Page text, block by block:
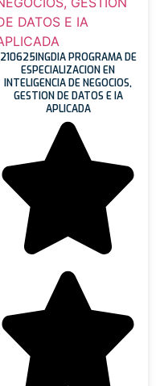
210625INGDIA PROGRAMA DE
ESPECIALIZACION EN
INTELIGENCIA DE NEGOCIOS,
GESTION DE DATOS E IA
APLICADA